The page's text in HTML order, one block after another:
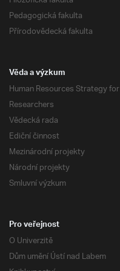
Pedagogická fakulta
Přírodovědecká fakulta
Věda a výzkum
Human Resources Strategy for
Researchers
Vědecká rada
Ediční činnost
Mezinárodní projekty
Národní projekty
Smluvní výzkum
Pro veřejnost
O Univerzitě
Dům umění Ústí nad Labem